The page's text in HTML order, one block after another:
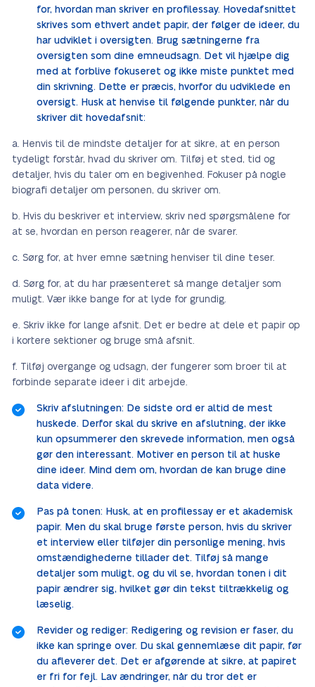
for, hvordan man skriver en profilessay. Hovedafsnittet
skrives som ethvert andet papir, der følger de ideer, du
har udviklet i oversigten. Brug sætningerne fra
oversigten som dine emneudsagn. Det vil hjælpe dig
med at forblive fokuseret og ikke miste punktet med
din skrivning. Dette er præcis, hvorfor du udviklede en
oversigt. Husk at henvise til følgende punkter, når du
skriver dit hovedafsnit:
Henvis til de mindste detaljer for at sikre, at en person
tydeligt forstår, hvad du skriver om. Tilføj et sted, tid og
detaljer, hvis du taler om en begivenhed. Fokuser på nogle
biografi detaljer om personen, du skriver om.
Hvis du beskriver et interview, skriv ned spørgsmålene for
at se, hvordan en person reagerer, når de svarer.
Sørg for, at hver emne sætning henviser til dine teser.
Sørg for, at du har præsenteret så mange detaljer som
muligt. Vær ikke bange for at lyde for grundig.
Skriv ikke for lange afsnit. Det er bedre at dele et papir op
i kortere sektioner og bruge små afsnit.
Tilføj overgange og udsagn, der fungerer som broer til at
forbinde separate ideer i dit arbejde.
Skriv afslutningen: De sidste ord er altid de mest
huskede. Derfor skal du skrive en afslutning, der ikke
kun opsummerer den skrevede information, men også
gør den interessant. Motiver en person til at huske
dine ideer. Mind dem om, hvordan de kan bruge dine
data videre.
Pas på tonen: Husk, at en profilessay er et akademisk
papir. Men du skal bruge første person, hvis du skriver
et interview eller tilføjer din personlige mening, hvis
omstændighederne tillader det. Tilføj så mange
detaljer som muligt, og du vil se, hvordan tonen i dit
papir ændrer sig, hvilket gør din tekst tiltrækkelig og
læselig.
Revider og rediger: Redigering og revision er faser, du
ikke kan springe over. Du skal gennemlæse dit papir, før
du afleverer det. Det er afgørende at sikre, at papiret
er fri for fejl. Lav ændringer, når du tror det er